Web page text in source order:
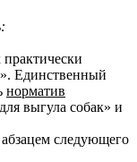
Единственный
норматив
выгула собак» и
следующего